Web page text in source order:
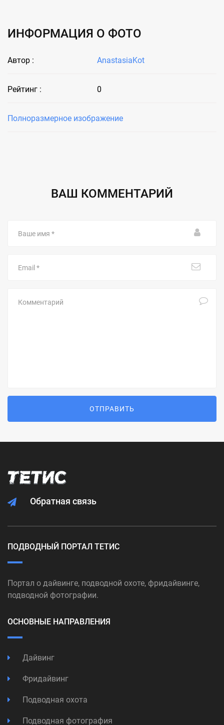
ИНФОРМАЦИЯ О ФОТО
Автор : AnastasiaKot
Рейтинг : 0
Полноразмерное изображение
ВАШ КОММЕНТАРИЙ
имя
ОТПРАВИТЬ
Обратная связь
ПОДВОДНЫЙ ПОРТАЛ ТЕТИС
Портал о дайвинге, подводной охоте, фридайвинге,
подводной фотографии.
ОСНОВНЫЕ НАПРАВЛЕНИЯ
Дайвинг
Фридайвинг
Подводная охота
Подводная фотография